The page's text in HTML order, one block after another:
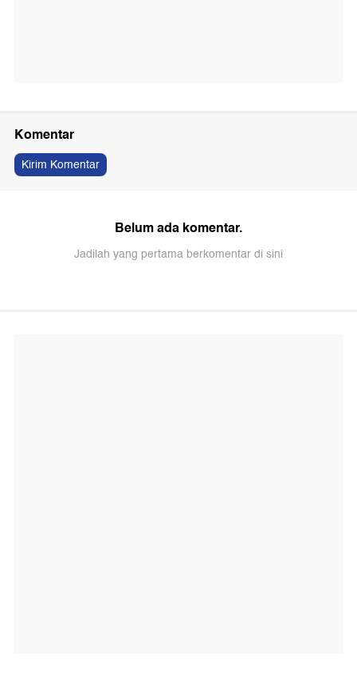
Komentar
Kirim Komentar
Belum ada komentar.
Jadilah yang pertama berkomentar di sini